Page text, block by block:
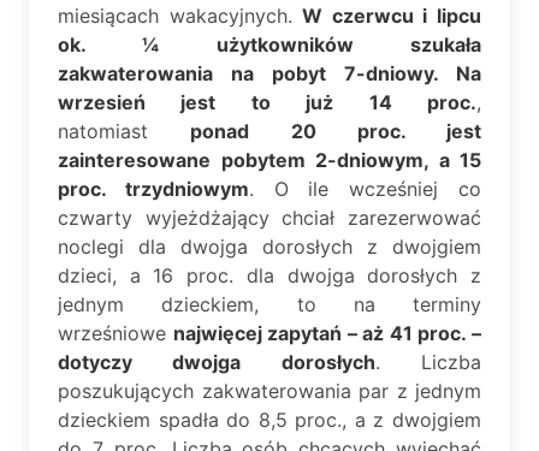
miesiącach wakacyjnych.W czerwcu i lipcu
ok. ¼ użytkowników szukała
zakwaterowania na pobyt 7-dniowy. Na
wrzesień jest to już 14 proc.,
natomiast ponad 20 proc. jest
zainteresowane pobytem 2-dniowym, a 15
proc. trzydniowym. O ile wcześniej co
czwarty wyjeżdżający chciał zarezerwować
noclegi dla dwojga dorosłych z dwojgiem
dzieci, a 16 proc. dla dwojga dorosłych z
jednym dzieckiem, to na terminy
wrześniowe najwięcej zapytań – aż 41 proc. –
dotyczy dwojga dorosłych. Liczba
poszukujących zakwaterowania par z jednym
dzieckiem spadła do 8,5 proc., a z dwojgiem